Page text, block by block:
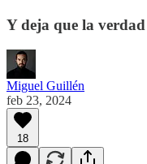
Y deja que la
Miguel Guillén
feb 23, 2024
18